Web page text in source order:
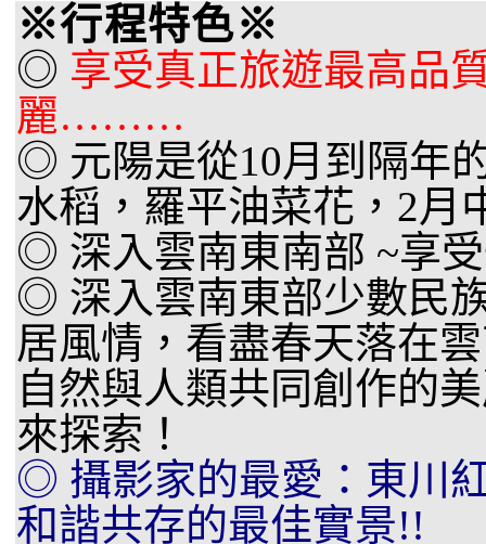
※行程特色※
◎ 享受真正旅遊最高品
麗………
◎ 元陽是從10月到隔年
水稻，羅平油菜花，2月
◎ 深入雲南東南部 ~享
◎ 深入雲南東部少數民
居風情，看盡春天落在
自然與人類共同創作的
來探索！
◎ 攝影家的最愛：東川
和諧共存的最佳實景!!